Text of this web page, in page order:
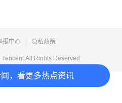
，看更多热点资讯
报中心 隐私政策
Tencent.All Rights Reserved